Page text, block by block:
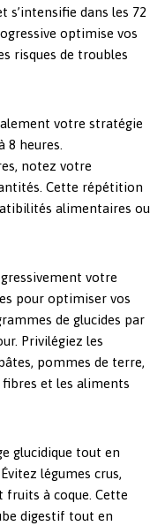
s’intensifie dans les 72
optimise vos
risques de troubles
votre stratégie
8 heures.
notez votre
Cette répétition
alimentaires ou
votre
pour optimiser vos
de glucides par
Privilégiez les
pommes de terre,
et les aliments
glucidique tout en
légumes crus,
fruits à coque. Cette
digestif tout en